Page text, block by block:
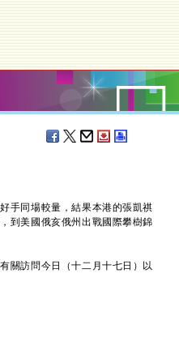
手同場較量，結果本港的張凱祺
到美國俄亥俄州出戰國際攀樹錦
訪問今日（十二月十七日）以